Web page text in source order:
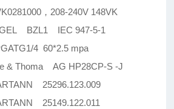
，208-240V 148VK
BZL1 IEC 947-5-1
4 60*2.5 mpa
& Thoma AG HP28CP-S -J
25296.123.009
25149.122.011